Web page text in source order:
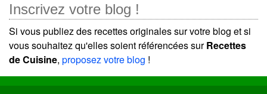
Inscrivez votre blog !
Si vous publiez des recettes originales sur votre blog et si
vous souhaitez qu'elles soient référencées surRecettes
de Cuisine, proposez votre blog !